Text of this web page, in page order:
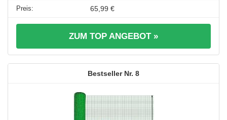
65,99 €
ZUM TOP ANGEBOT »
8